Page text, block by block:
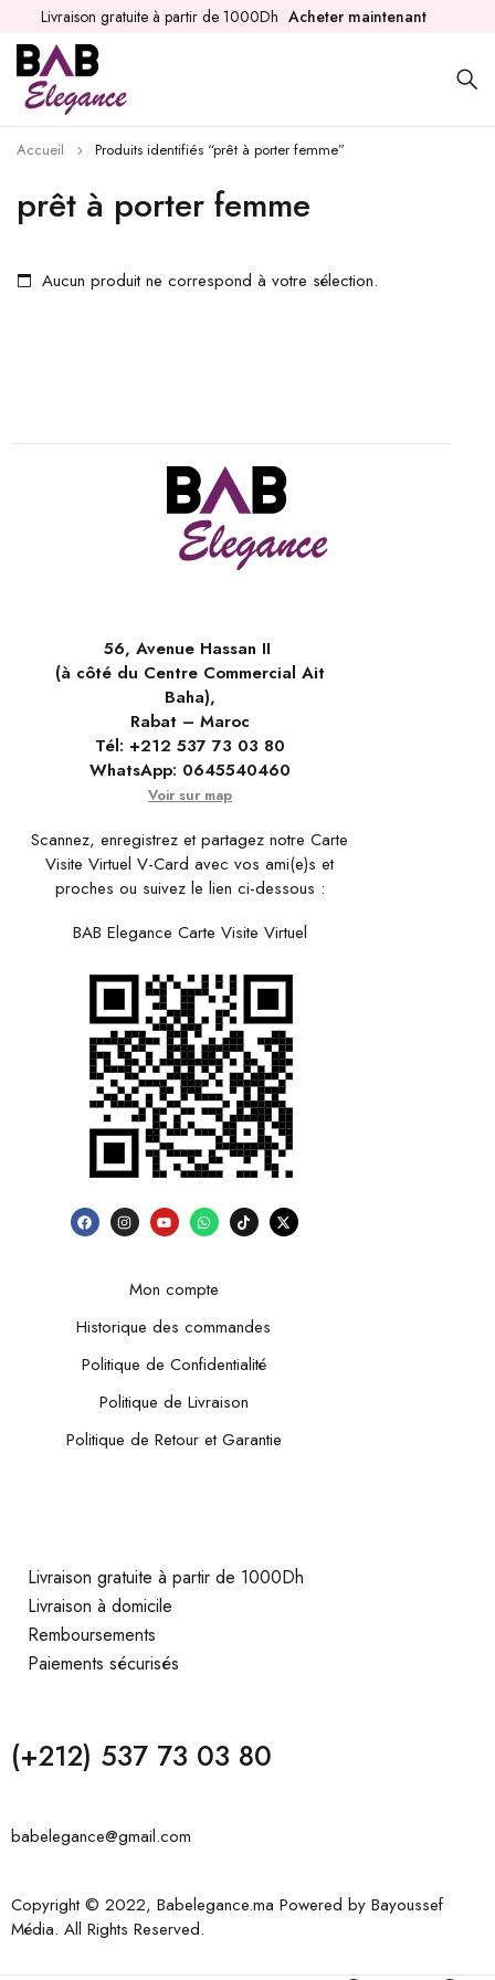
Livraison gratuite à partir de 1000Dh Acheter maintenant
prêt à porter femme
Accueil Produits identifiés “prêt à porter femme”
Aucun produit ne correspond à votre sélection.
56, Avenue Hassan II
(à côté du Centre Commercial Ait
Baha),
Rabat – Maroc
Tél: +212 537 73 03 80
WhatsApp: 0645540460
Voir sur map
Scannez, enregistrez et partagez notre Carte
Visite Virtuel V-Card avec vos ami(e)s et
proches ou suivez le lien ci-dessous :
BAB Elegance Carte Visite Virtuel
Mon compte
Historique des commandes
Politique de Confidentialité
Politique de Livraison
Politique de Retour et Garantie
Livraison gratuite à partir de 1000Dh
Livraison à domicile
Remboursements
Paiements sécurisés
(+212) 537 73 03 80
babelegance@gmail.com
Copyright © 2022, Babelegance.ma Powered by Bayoussef
Média. All Rights Reserved.